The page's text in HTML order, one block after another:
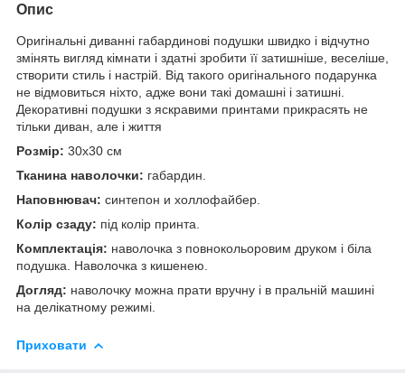
Опис
Оригінальні диванні габардинові подушки швидко і відчутно
змінять вигляд кімнати і здатні зробити її затишніше, веселіше,
створити стиль і настрій. Від такого оригінального подарунка
не відмовиться ніхто, адже вони такі домашні і затишні.
Декоративні подушки з яскравими принтами прикрасять не
тільки диван, але і життя
Розмір: 30x30 см
Тканина наволочки: габардин.
Наповнювач: синтепон и холлофайбер.
Колір сзаду: під колір принта.
Комплектація: наволочка з повнокольоровим друком і біла
подушка. Наволочка з кишенею.
Догляд: наволочку можна прати вручну і в пральній машині
на делікатному режимі.
Приховати